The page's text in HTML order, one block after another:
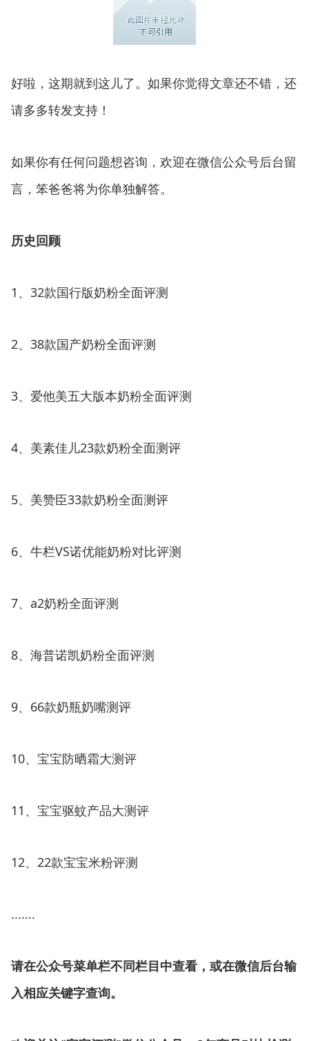
好啦，这期就到这儿了。如果你觉得文章还不错，还
请多多转发支持！
如果你有任何问题想咨询，欢迎在微信公众号后台留
言，笨爸爸将为你单独解答。
历史回顾
1、32款国行版奶粉全面评测
2、38款国产奶粉全面评测
3、爱他美五大版本奶粉全面评测
4、美素佳儿23款奶粉全面测评
5、美赞臣33款奶粉全面测评
6、牛栏VS诺优能奶粉对比评测
7、a2奶粉全面评测
8、海普诺凯奶粉全面评测
9、66款奶瓶奶嘴测评
10、宝宝防晒霜大测评
11、宝宝驱蚊产品大测评
12、22款宝宝米粉评测
.......
请在公众号菜单栏不同栏目中查看，或在微信后台输
入相应关键字查询。